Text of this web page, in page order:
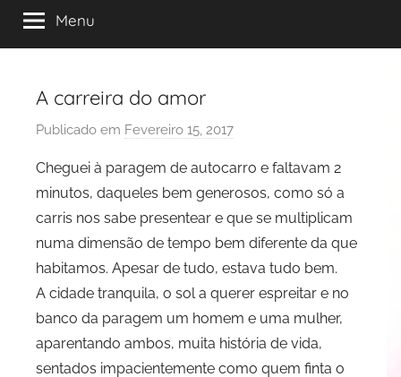
B
Rezende
the
Flow
Menu
A carreira do amor
Publicado em Fevereiro 15, 2017
r
J
u
d
i
t
e
R
e
Cheguei à paragem de autocarro e faltavam 2
minutos, daqueles bem generosos, como só a
carris nos sabe presentear e que se multiplicam
numa dimensão de tempo bem diferente da que
habitamos. Apesar de tudo, estava tudo bem.
A cidade tranquila, o sol a querer espreitar e no
banco da paragem um homem e uma mulher,
aparentando ambos, muita história de vida,
sentados impacientemente como quem finta o